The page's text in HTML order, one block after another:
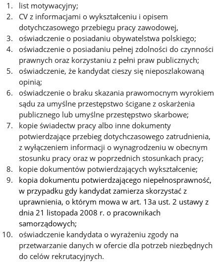
list motywacyjny;
CV z informacjami o wykształceniu i opisem
dotychczasowego przebiegu pracy zawodowej,
oświadczenie o posiadaniu obywatelstwa polskiego;
oświadczenie o posiadaniu pełnej zdolności do czynności
prawnych oraz korzystaniu z pełni praw publicznych;
oświadczenie, że kandydat cieszy się nieposzlakowaną
opinią;
oświadczenie o braku skazania prawomocnym wyrokiem
sądu za umyślne przestępstwo ścigane z oskarżenia
publicznego lub umyślne przestępstwo skarbowe;
kopie świadectw pracy albo inne dokumenty
potwierdzające przebieg dotychczasowego zatrudnienia,
z wyłączeniem informacji o wynagrodzeniu w obecnym
stosunku pracy oraz w poprzednich stosunkach pracy;
kopie dokumentów potwierdzających wykształcenie;
kopia dokumentu potwierdzającego niepełnosprawność,
w przypadku gdy kandydat zamierza skorzystać z
uprawnienia, o którym mowa w art. 13a ust. 2 ustawy z
dnia 21 listopada 2008 r. o pracownikach
samorządowych;
oświadczenie kandydata o wyrażeniu zgody na
przetwarzanie danych w ofercie dla potrzeb niezbędnych
do celów rekrutacyjnych.